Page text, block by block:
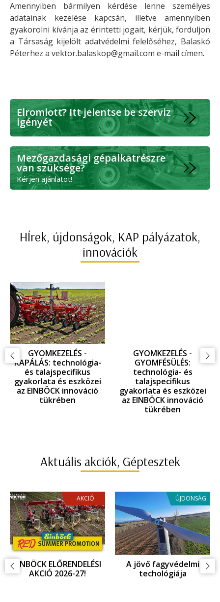
Amennyiben bármilyen kérdése lenne személyes
adatainak kezelése kapcsán, illetve amennyiben
gyakorolni kívánja az érintetti jogait, kérjük, forduljon
a Társaság kijelölt adatvédelmi felelőséhez, Balaskó
Péterhez a vektor.balaskop@gmail.com e-mail címen.
Elromlott? Itt jelentse be szerviz
igényét
Mezőgazdasági gépalkatrészre
van szüksége?
Kérjen ajánlatot!
HÍrek, újdonságok, KAP pályázatok,
innovációk
GYOMKEZELÉS -
KAPÁLÁS: technológia-
és talajspecifikus
gyakorlata és eszközei
az EINBÖCK innováció
tükrében
GYOMKEZELÉS -
GYOMFÉSÜLÉS:
technológia- és
talajspecifikus
gyakorlata és eszközei
az EINBÖCK innováció
tükrében
Aktuális akciók, Géptesztek
AKCIÓ
EINBÖCK INNOVÁCIOÓ,
ujdonságok az
ÚJDONSÁG
Fagykár megelőzés,
fagyvédelem